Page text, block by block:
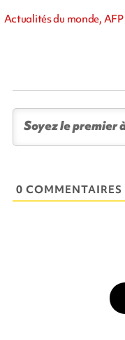
Actualités du monde, AFP
0 COMMENTAIRES